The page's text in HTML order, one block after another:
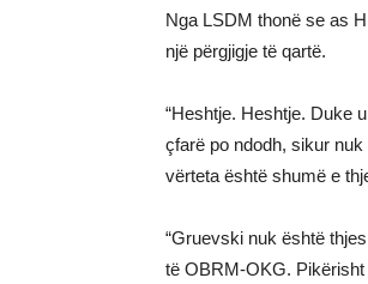
Nga LSDM thonë se as
një përgjigje të qartë.
“Heshtje. Heshtje. Duke
çfarë po ndodh, sikur
vërteta është shumë e
“Gruevski nuk është
të OBRM-OKG.